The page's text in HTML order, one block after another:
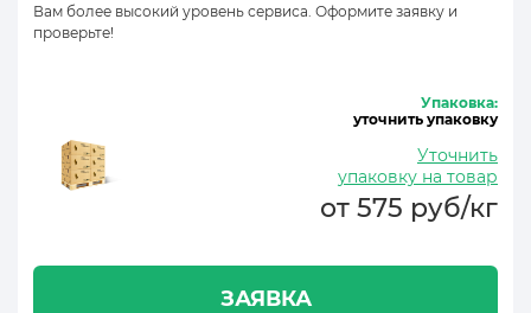
Вам более высокий уровень сервиса. Оформите заявку и
проверьте!
Упаковка:
уточнить упаковку
Уточнить
упаковку на товар
от 575 руб/кг
ЗАЯВКА